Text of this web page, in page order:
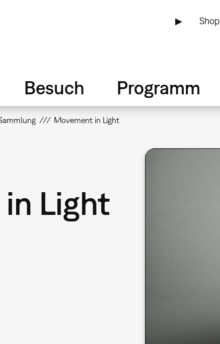
▶ Shop
Besuch Programm
Movement in Light
Light